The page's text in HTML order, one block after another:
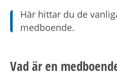
Här hittar du de
medboende.
Vad är en